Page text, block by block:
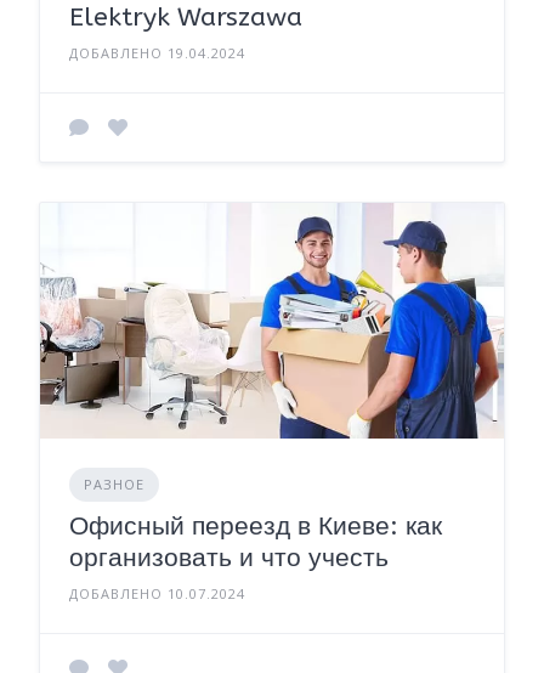
Elektryk Warszawa
ДОБАВЛЕНО 19.04.2024
РАЗНОЕ
Офисный переезд в Киеве: как
организовать и что учесть
ДОБАВЛЕНО 10.07.2024